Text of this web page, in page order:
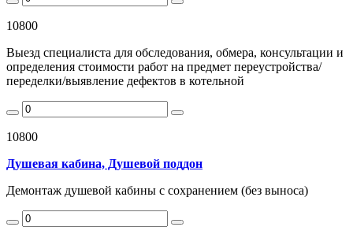
10800
Выезд специалиста для обследования, обмера, консультации и
определения стоимости работ на предмет переустройства/
переделки/выявление дефектов в котельной
10800
Душевая кабина, Душевой поддон
Демонтаж душевой кабины с сохранением (без выноса)